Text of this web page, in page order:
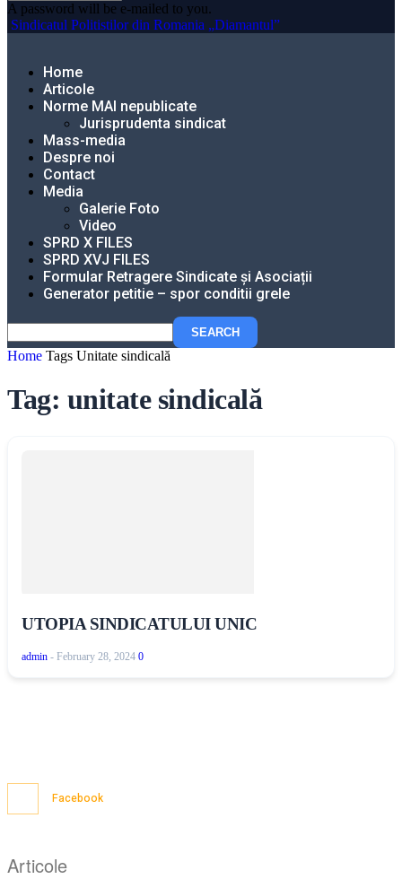
A password will be e-mailed to you.
Sindicatul Politistilor din Romania „Diamantul”
Home
Articole
Norme MAI nepublicate
Jurisprudenta sindicat
Mass-media
Despre noi
Contact
Media
Galerie Foto
Video
SPRD X FILES
SPRD XVJ FILES
Formular Retragere Sindicate și Asociații
Generator petitie – spor conditii grele
Home Tags Unitate sindicală
Tag: unitate sindicală
UTOPIA SINDICATULUI UNIC
admin - February 28, 2024 0
Facebook
Articole